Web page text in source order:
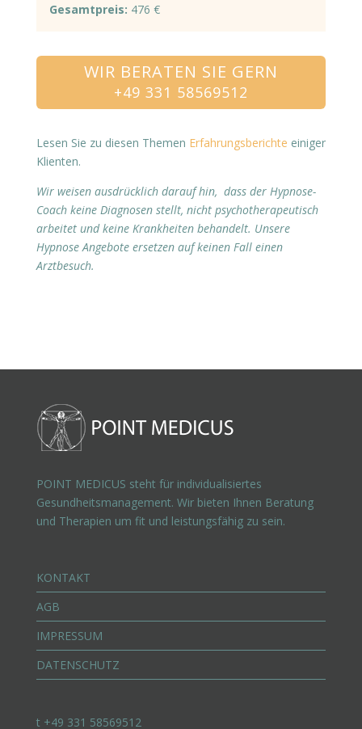
Gesamtpreis: 476 €
+49 331 58569512
Lesen Sie zu diesen Themen Erfahrungsberichte einiger
Klienten.
Wir weisen ausdrücklich darauf hin, dass der Hypnose-
Coach keine Diagnosen stellt, nicht psychotherapeutisch
arbeitet und keine Krankheiten behandelt. Unsere
Hypnose Angebote ersetzen auf keinen Fall einen
Arztbesuch.
POINT MEDICUS steht für individualisiertes
Gesundheitsmanagement. Wir bieten Ihnen Beratung
und Therapien um fit und leistungsfähig zu sein.
KONTAKT
AGB
IMPRESSUM
DATENSCHUTZ
t +49 331 58569512